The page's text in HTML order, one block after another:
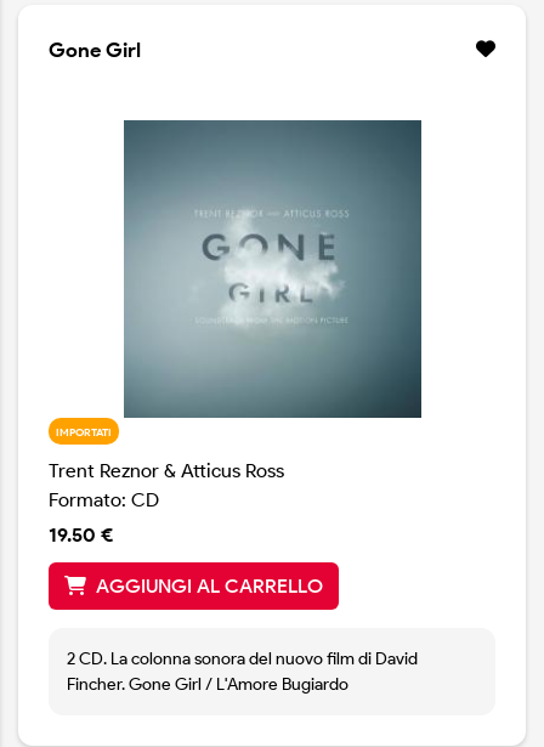
Gone Girl
IMPORTATI
Trent Reznor & Atticus Ross
Formato: CD
19.50 €
AGGIUNGI AL CARRELLO
2 CD. La colonna sonora del nuovo film di David
Fincher. Gone Girl / L'Amore Bugiardo